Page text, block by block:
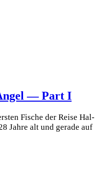
— Part I
Fische der Reise Hal­
Jah­re alt und gera­de auf